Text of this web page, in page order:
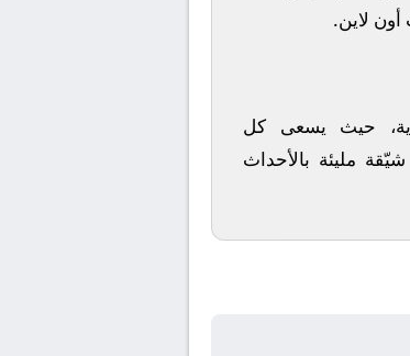
أون لاين.
حيث يسعى كل
مليئة بالأحداث